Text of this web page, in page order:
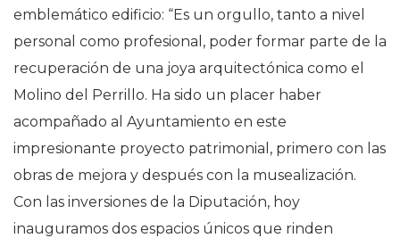
emblemático edificio: “Es un orgullo, tanto a nivel
personal como profesional, poder formar parte de la
recuperación de una joya arquitectónica como el
Molino del Perrillo. Ha sido un placer haber
acompañado al Ayuntamiento en este
impresionante proyecto patrimonial, primero con las
obras de mejora y después con la musealización.
Con las inversiones de la Diputación, hoy
inauguramos dos espacios únicos que rinden